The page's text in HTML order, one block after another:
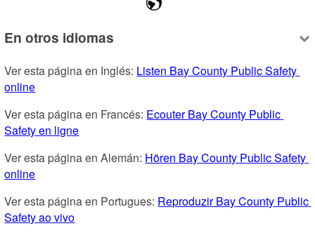
En otros idiomas
Ver esta página en Inglés: Listen Bay County Public Safety
online
Ver esta página en Francés: Ecouter Bay County Public
Safety en ligne
Ver esta página en Alemán: Hören Bay County Public Safety
online
Ver esta página en Portugues: Reproduzir Bay County Public
Safety ao vivo